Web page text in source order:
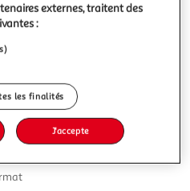
!
le prix de ce produit ?
externes, traitent des
:
les finalités
J'accepte